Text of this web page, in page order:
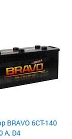
BRAVO 6CT-140
А, D4